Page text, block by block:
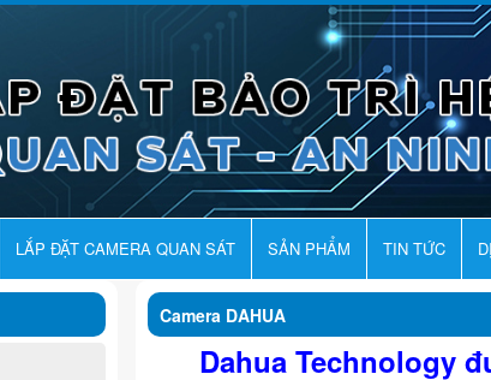
LẮP ĐẶT CAMERA QUAN SÁT SẢN PHẨM TIN TỨC
Camera DAHUA
Dahua Technology